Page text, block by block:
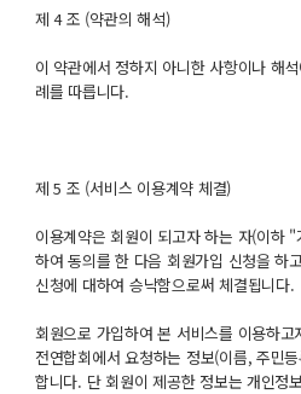
제 4 조 (약관의 해석)
이 약관에서 정하지 아니한 사항이나 해
례를 따릅니다.
제 5 조 (서비스 이용계약 체결)
이용계약은 회원이 되고자 하는 자(이하
하여 동의를 한 다음 회원가입 신청을 하
신청에 대하여 승낙함으로써 체결됩니다.
회원으로 가입하여 본 서비스를 이용하
전연합회에서 요청하는 정보(이름, 주민
합니다. 단 회원이 제공한 정보는 개인정